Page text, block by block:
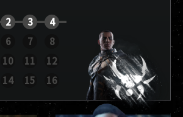
2 3
4
6 7
8
10 11
12
14 15 16
レポートを表示